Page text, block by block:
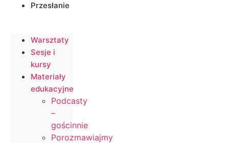
Przesłanie
Warsztaty
Sesje i
kursy
Materiały
edukacyjne
Podcasty
–
gościnnie
Porozmawiajmy